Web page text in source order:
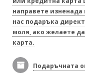
направете изненада
нас подаръка
моля, ако желаете
карта.
Подаръчната